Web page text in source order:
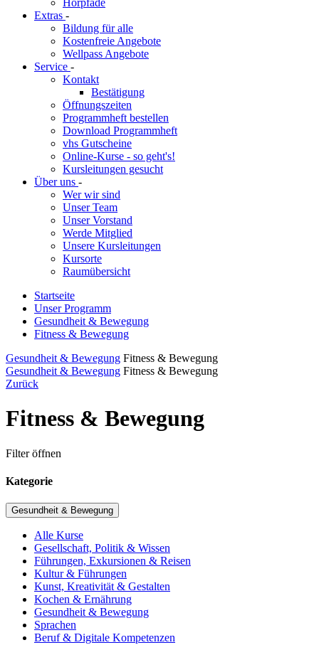
Hörpfade
Extras -
Bildung für alle
Kostenfreie Angebote
Wellpass Angebote
Service -
Kontakt
Bestätigung
Öffnungszeiten
Programmheft bestellen
Download Programmheft
vhs Gutscheine
Online-Kurse - so geht's!
Kursleitungen gesucht
Über uns -
Wer wir sind
Unser Team
Unser Vorstand
Werde Mitglied
Unsere Kursleitungen
Kursorte
Raumübersicht
Startseite
Unser Programm
Gesundheit & Bewegung
Fitness & Bewegung
Gesundheit & Bewegung Fitness & Bewegung
Gesundheit & Bewegung Fitness & Bewegung
Zurück
Fitness & Bewegung
Filter öffnen
Kategorie
Gesundheit & Bewegung
Alle Kurse
Gesellschaft, Politik & Wissen
Führungen, Exkursionen & Reisen
Kultur & Führungen
Kunst, Kreativität & Gestalten
Kochen & Ernährung
Gesundheit & Bewegung
Sprachen
Beruf & Digitale Kompetenzen